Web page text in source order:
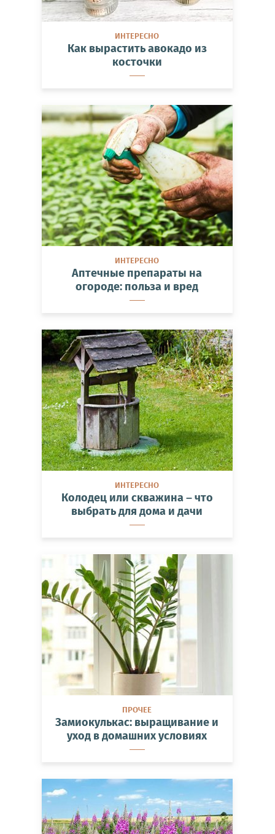
ИНТЕРЕСНО
Как вырастить авокадо из
косточки
ИНТЕРЕСНО
Аптечные препараты на
огороде: польза и вред
ИНТЕРЕСНО
Колодец или скважина – что
выбрать для дома и дачи
ПРОЧЕЕ
Замиокулькас: выращивание и
уход в домашних условиях